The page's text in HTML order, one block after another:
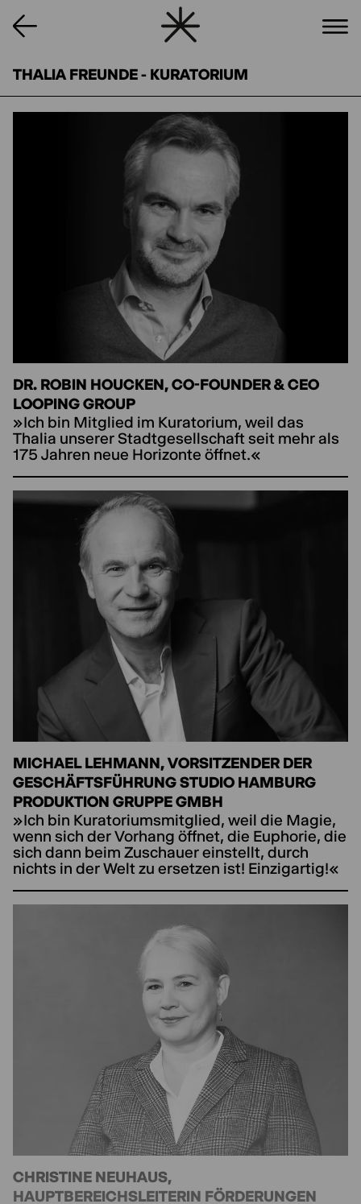
THALIA FREUNDE - KURATORIUM
DR. ROBIN HOUCKEN, CO-FOUNDER & CEO
LOOPING GROUP
»Ich bin Mitglied im Kuratorium, weil das
Thalia unserer Stadtgesellschaft seit mehr als
175 Jahren neue Horizonte öffnet.«
MICHAEL LEHMANN, VORSITZENDER DER
GESCHÄFTSFÜHRUNG STUDIO HAMBURG
PRODUKTION GRUPPE GMBH
»Ich bin Kuratoriumsmitglied, weil die Magie,
wenn sich der Vorhang öffnet, die Euphorie, die
sich dann beim Zuschauer einstellt, durch
nichts in der Welt zu ersetzen ist! Einzigartig!«
CHRISTINE NEUHAUS,
HAUPTBEREICHSLEITERIN FÖRDERUNGEN